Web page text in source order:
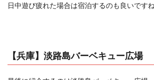
日中遊び疲れた場合は宿泊するのも良いですね
【兵庫】淡路島バーベキュー広場